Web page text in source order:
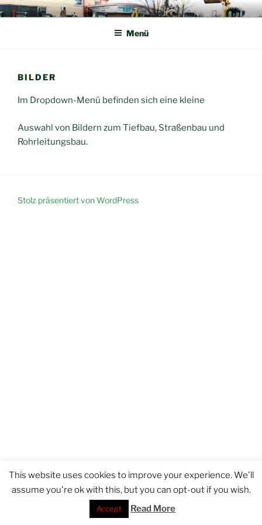
Zum
InhaltHM BAUUNTERNEHMEN GMBH
Menü
BILDER
Im Dropdown-Menü befinden sich eine kleine
Auswahl von Bildern zum Tiefbau, Straßenbau und
Rohrleitungsbau.
Stolz präsentiert von WordPress
This website uses cookies to improve your experience. We'll
assume you're ok with this, but you can opt-out if you wish.
Accept Read More